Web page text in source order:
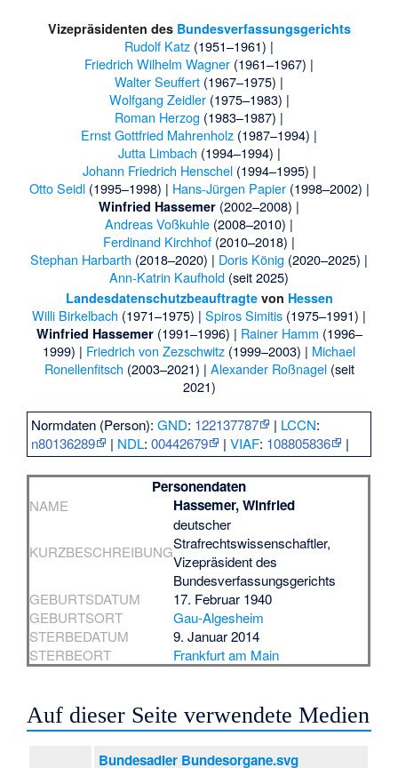
Vizepräsidenten des Bundesverfassungsgerichts
Rudolf Katz (1951–1961) |
Friedrich Wilhelm Wagner (1961–1967) |
Walter Seuffert (1967–1975) |
Wolfgang Zeidler(1975–1983) |
Roman Herzog (1983–1987) |
Ernst Gottfried Mahrenholz (1987–1994) |
Jutta Limbach (1994–1994) |
Johann Friedrich Henschel(1994–1995) |
Otto Seidl(1995–1998) | Hans-Jürgen Papier(1998–2002) |
Winfried Hassemer (2002–2008) |
Andreas Voßkuhle (2008–2010) |
Ferdinand Kirchhof (2010–2018) |
Stephan Harbarth (2018–2020) | Doris König (2020–2025) |
Ann-Katrin Kaufhold (seit 2025)
Landesdatenschutzbeauftragtevon Hessen
Willi Birkelbach (1971–1975) | Spiros Simitis (1975–1991) |
Winfried Hassemer(1991–1996) | Rainer Hamm (1996–
1999) | Friedrich von Zezschwitz (1999–2003) | Michael
Ronellenfitsch (2003–2021) | Alexander Roßnagel(seit
2021)
Normdaten (Person):GND: 122137787 | LCCN:
n80136289
| NDL:00442679 |VIAF: 108805836 |
Personendaten
NAME Hassemer, Winfried
KURZBESCHREIBUNG
deutscher
Strafrechtswissenschaftler,
Vizepräsident des
Bundesverfassungsgerichts
GEBURTSDATUM
17. Februar 1940
GEBURTSORT
Gau-Algesheim
STERBEDATUM
9. Januar 2014
STERBEORT
Frankfurt am Main
Auf dieser Seite verwendete Medien
Bundesadler Bundesorgane.svg